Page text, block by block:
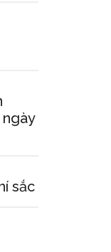
sắc